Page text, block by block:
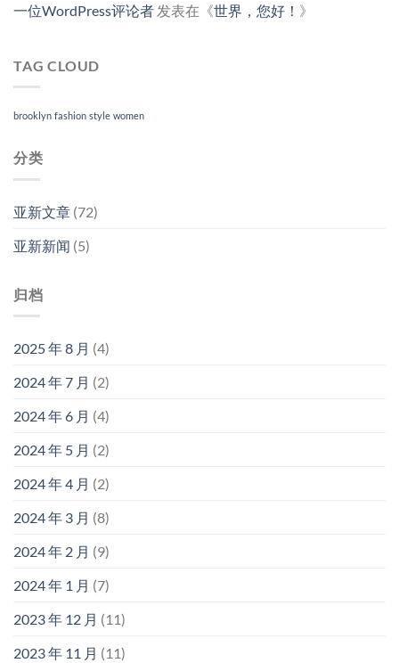
一位WordPress评论者 发表在《世界，您好！ 》
TAG CLOUD
brooklyn fashion style women
分类
亚新文章 (72)
亚新新闻 (5)
归档
2025 年 8 月 (4)
2024 年 7 月 (2)
2024 年 6 月 (4)
2024 年 5 月 (2)
2024 年 4 月 (2)
2024 年 3 月 (8)
2024 年 2 月 (9)
2024 年 1 月 (7)
2023 年 12 月 (11)
2023 年 11 月 (11)